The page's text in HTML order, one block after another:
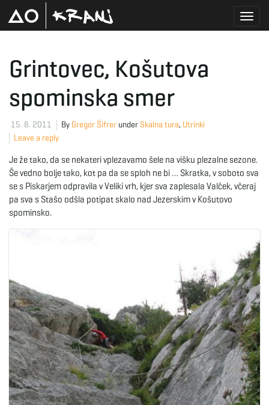
g
e
n
a
Grintovec, Košutova
spominska smer
15. 8. 2011 By Gregor Šifrer under Skalna tura, Utrinki
Leave a reply
Je že tako, da se nekateri vplezavamo šele na višku plezalne sezone.
Še vedno bolje tako, kot pa da se sploh ne bi … Skratka, v soboto sva
se s Piskarjem odpravila v Veliki vrh, kjer sva zaplesala Valček, včeraj
pa sva s Stašo odšla potipat skalo nad Jezerskim v Košutovo
spominsko.